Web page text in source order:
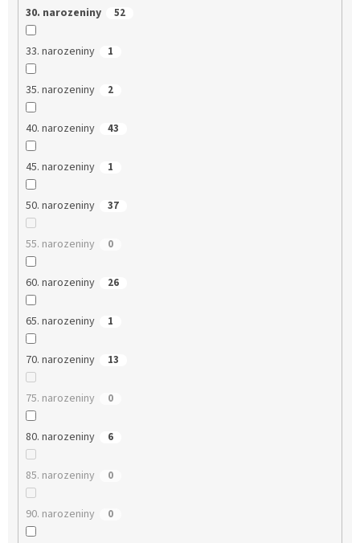
30. narozeniny 52
33. narozeniny 1
35. narozeniny 2
40. narozeniny 43
45. narozeniny 1
50. narozeniny 37
55. narozeniny 0
60. narozeniny 26
65. narozeniny 1
70. narozeniny 13
75. narozeniny 0
80. narozeniny 6
85. narozeniny 0
90. narozeniny 0